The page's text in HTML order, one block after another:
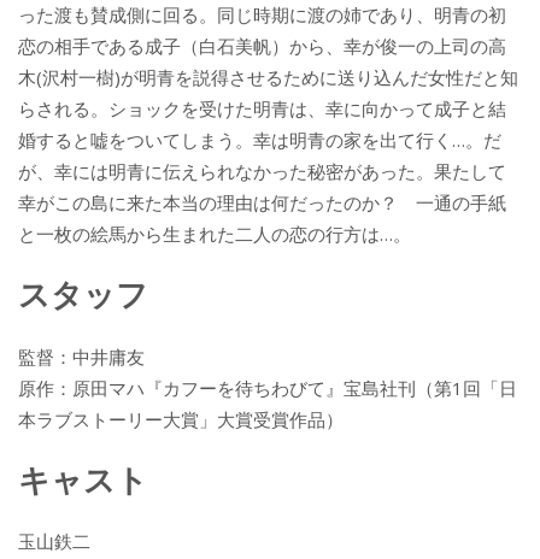
った渡も賛成側に回る。同じ時期に渡の姉であり、明青の初
恋の相手である成子（白石美帆）から、幸が俊一の上司の高
木(沢村一樹)が明青を説得させるために送り込んだ女性だと知
らされる。ショックを受けた明青は、幸に向かって成子と結
婚すると嘘をついてしまう。幸は明青の家を出て行く…。だ
が、幸には明青に伝えられなかった秘密があった。果たして
幸がこの島に来た本当の理由は何だったのか？ 一通の手紙
と一枚の絵馬から生まれた二人の恋の行方は…。
スタッフ
監督：中井庸友
原作：原田マハ『カフーを待ちわびて』宝島社刊（第1回「日
本ラブストーリー大賞」大賞受賞作品）
キャスト
玉山鉄二